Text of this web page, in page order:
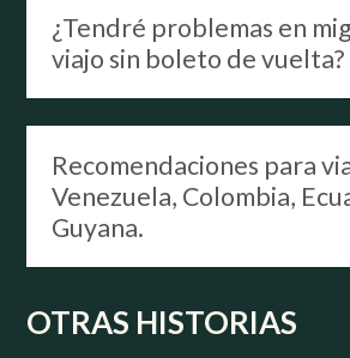
¿Tendré problemas en
viajo sin boleto de vuelta?
Recomendaciones para
Venezuela, Colombia,
Guyana.
OTRAS HISTORIAS